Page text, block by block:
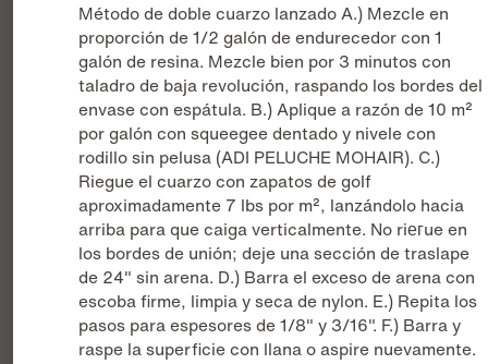
Método de doble cuarzo lanzado A.) Mezcle en
proporción de 1/2 galón de endurecedor con 1
galón de resina. Mezcle bien por 3 minutos con
taladro de baja revolución, raspando los bordes del
envase con espátula. B.) Aplique a razón de 10 m²
por galón con squeegee dentado y nivele con
rodillo sin pelusa (ADI PELUCHE MOHAIR). C.)
Riegue el cuarzo con zapatos de golf
aproximadamente 7 lbs por m², lanzándolo hacia
arriba para que caiga verticalmente. No riегue en
los bordes de unión; deje una sección de traslape
de 24" sin arena. D.) Barra el exceso de arena con
escoba firme, limpia y seca de nylon. E.) Repita los
pasos para espesores de 1/8" y 3/16". F.) Barra y
raspe la superficie con llana o aspire nuevamente.